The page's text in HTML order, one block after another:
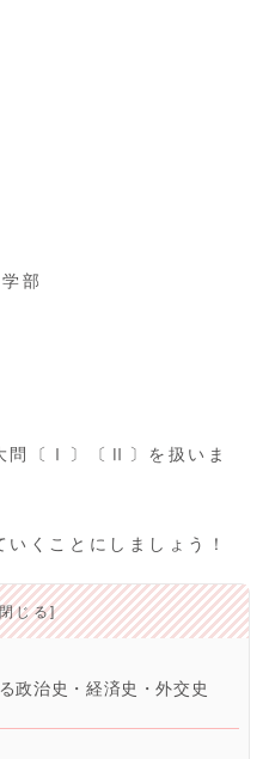
部
問〔Ⅰ〕〔Ⅱ〕を扱いま
くことにしましょう！
政治史・経済史・外交史